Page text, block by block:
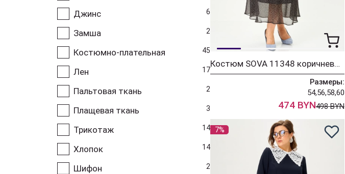
Джинс 6
Замша 2
Костюмно-плательная 45
Лен 17
Пальтовая ткань 2
Плащевая ткань 3
Трикотаж 14
Хлопок 14
Шифон 2
Костюм SOVA 11348 коричневый
Размеры:
54,56,58,60
474 BYN498 BYN
7%